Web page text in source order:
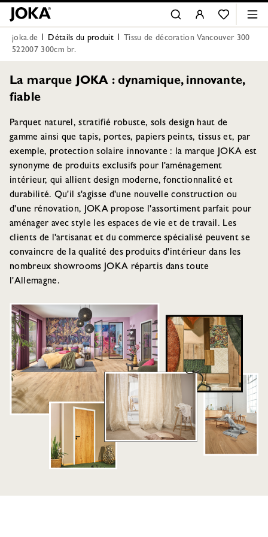
joka.de Détails du produit
Tissu de décoration Vancouver 300
522007 300cm br.
La marque JOKA : dynamique, innovante,
fiable
Parquet naturel, stratifié robuste, sols design haut de
gamme ainsi que tapis, portes, papiers peints, tissus et, par
exemple, protection solaire innovante : la marque JOKA est
synonyme de produits exclusifs pour l'aménagement
intérieur, qui allient design moderne, fonctionnalité et
durabilité. Qu'il s'agisse d'une nouvelle construction ou
d'une rénovation, JOKA propose l'assortiment parfait pour
aménager avec style les espaces de vie et de travail. Les
clients de l'artisanat et du commerce spécialisé peuvent se
convaincre de la qualité des produits d'intérieur dans les
nombreux showrooms JOKA répartis dans toute
l'Allemagne.